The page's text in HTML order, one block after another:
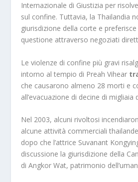
Internazionale di Giustizia per
sul confine. Tuttavia, la Thailandia
giurisdizione della corte e
questione attraverso negoziati
Le violenze di confine più gravi
intorno al tempio di Preah Vihear
che causarono almeno 28 morti e
all’evacuazione di decine di migliaia
Nel 2003, alcuni rivoltosi
alcune attività commerciali
dopo che l’attrice Suvanant
discussione la giurisdizione della
di Angkor Wat, patrimonio